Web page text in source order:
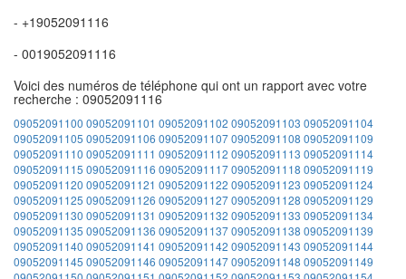
- +19052091116
- 0019052091116
Voici des numéros de téléphone qui ont un rapport avec votre
recherche : 09052091116
09052091100 09052091101 09052091102 09052091103 09052091104
09052091105 09052091106 0905209110709052091108 09052091109
09052091110 09052091111 09052091112 09052091113 09052091114
09052091115 09052091116 0905209111709052091118 09052091119
09052091120 09052091121 09052091122 09052091123 09052091124
09052091125 09052091126 0905209112709052091128 09052091129
09052091130 09052091131 09052091132 09052091133 09052091134
09052091135 09052091136 0905209113709052091138 09052091139
09052091140 09052091141 09052091142 09052091143 09052091144
09052091145 09052091146 0905209114709052091148 09052091149